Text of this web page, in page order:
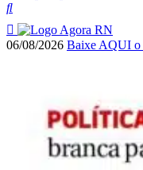
06/08/2026 Baixe AQUI o